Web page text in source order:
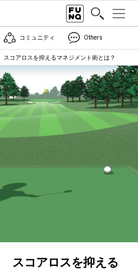
コミュニティ Others
コアロスを抑えるマネジメント術とは？
スコアロスを抑える